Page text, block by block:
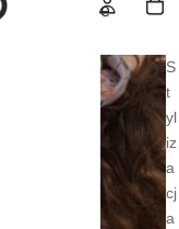
e
S
t
yl
iz
a
cj
a